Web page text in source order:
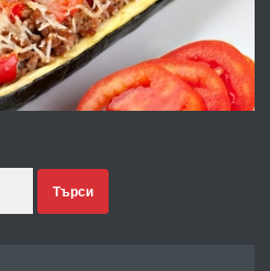
преди 1 година
зеленчукорезачка
Търси